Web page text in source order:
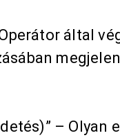
Operátor által
–